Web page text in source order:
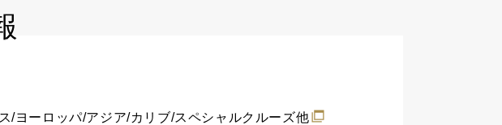
/ヨーロッパ/アジア/カリブ/スペシャルクルーズ他